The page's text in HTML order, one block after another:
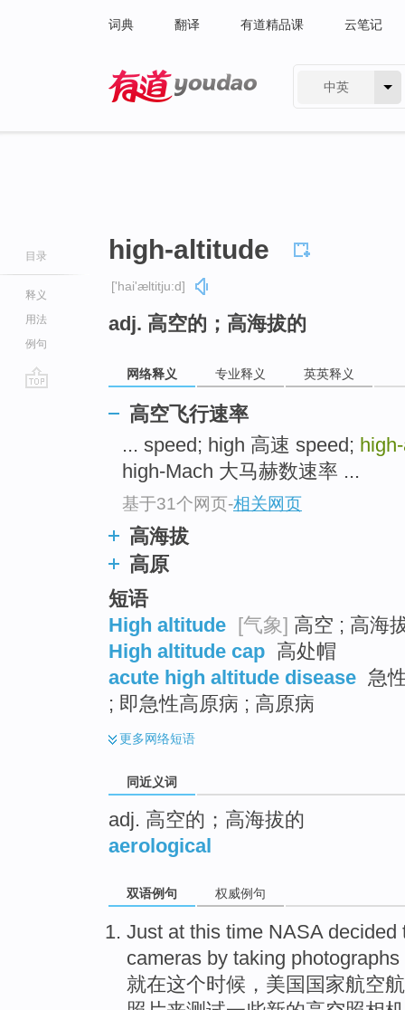
词典 翻译 有道精品课 云笔记
中英
目录
释义
用法
例句
high-altitude
['hai'æltitju:d]
adj. 高空的；高海拔的
网络释义 专业释义 英英释义
高空飞行速率
... speed; high 高速 speed;
high-Mach 大马赫数速率 ...
基于31个网页-相关网页
高海拔
高原
短语
High altitude
[气象] 高空 ; 高海
High altitude cap 高处帽
acute high altitude disease 急
; 即急性高原病 ; 高原病
更多网络短语
同近义词
adj. 高空的；高海拔的
aerological
双语例句 权威例句
Just at this time NASA decided
cameras by taking photographs
就在这个时候 ， 美国国家航空